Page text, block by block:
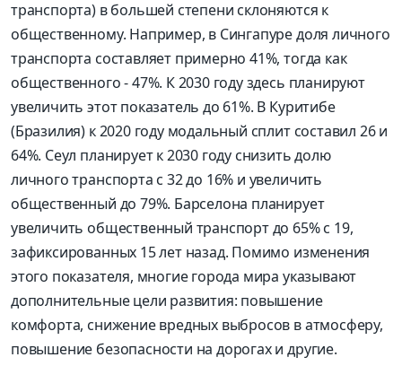
транспорта) в большей степени склоняются к
общественному. Например, в Сингапуре доля личного
транспорта составляет примерно 41%, тогда как
общественного - 47%. К 2030 году здесь планируют
увеличить этот показатель до 61%. В Куритибе
(Бразилия) к 2020 году модальный сплит составил 26 и
64%. Сеул планирует к 2030 году снизить долю
личного транспорта с 32 до 16% и увеличить
общественный до 79%. Барселона планирует
увеличить общественный транспорт до 65% с 19,
зафиксированных 15 лет назад. Помимо изменения
этого показателя, многие города мира указывают
дополнительные цели развития: повышение
комфорта, снижение вредных выбросов в атмосферу,
повышение бе­зопасности на дорогах и другие.